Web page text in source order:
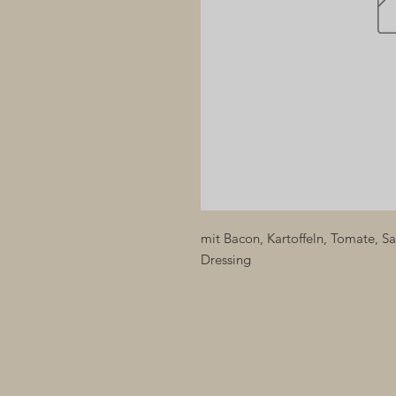
mit Bacon, Kartoffeln, Tomate,
Dressing